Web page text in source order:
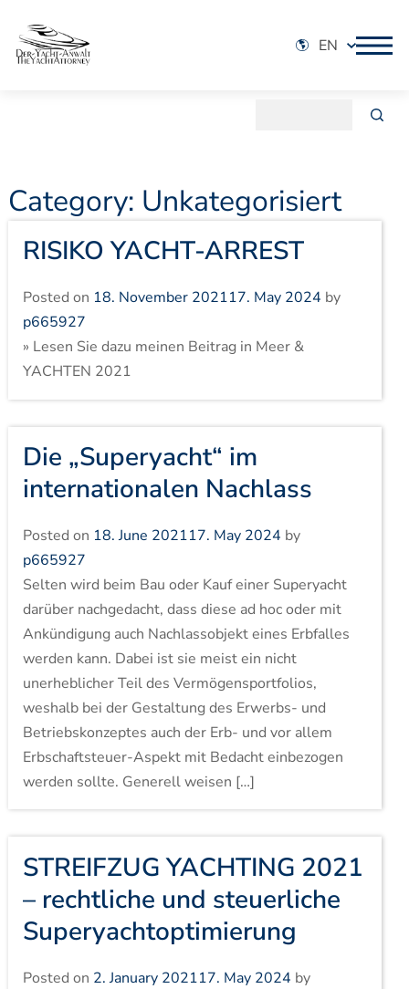
EN
Category: Unkategorisiert
RISIKO YACHT-ARREST
Posted on 18. November 202117. May 2024 by
p665927
» Lesen Sie dazu meinen Beitrag in Meer &
YACHTEN 2021
Die „Superyacht“ im
internationalen Nachlass
Posted on 18. June 202117. May 2024 by
p665927
Selten wird beim Bau oder Kauf einer Superyacht
darüber nachgedacht, dass diese ad hoc oder mit
Ankündigung auch Nachlassobjekt eines Erbfalles
werden kann. Dabei ist sie meist ein nicht
unerheblicher Teil des Vermögensportfolios,
weshalb bei der Gestaltung des Erwerbs- und
Betriebskonzeptes auch der Erb- und vor allem
Erbschaftsteuer-Aspekt mit Bedacht einbezogen
werden sollte. Generell weisen […]
STREIFZUG YACHTING 2021
– rechtliche und steuerliche
Superyachtoptimierung
Posted on 2. January 202117. May 2024 by